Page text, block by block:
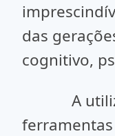
das
cognitivo,
A